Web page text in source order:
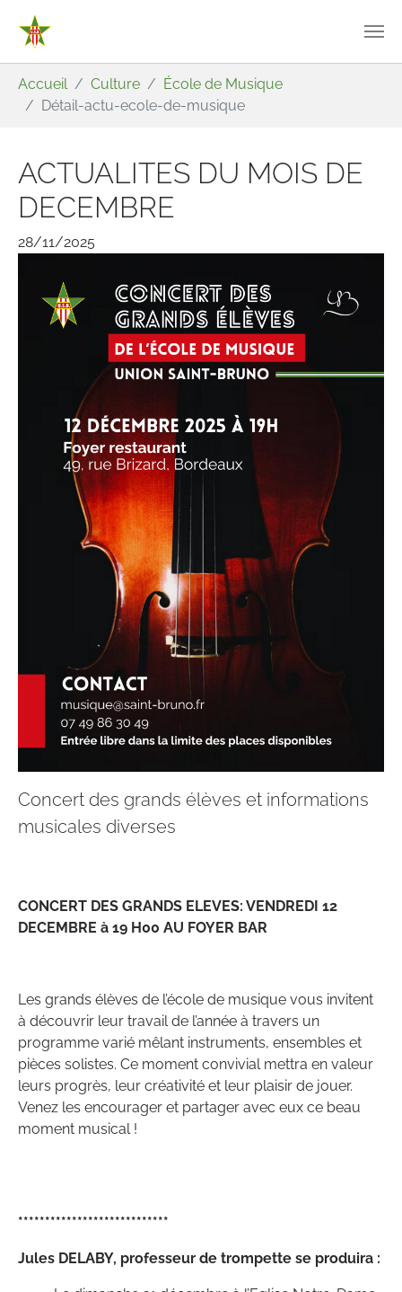
Aller au contenu principal
Accueil Culture
École de Musique
Détail-actu-ecole-de-musique
ACTUALITES DU MOIS DE
DECEMBRE
28/11/2025
Concert des grands élèves et informations
musicales diverses
CONCERT DES GRANDS ELEVES: VENDREDI 12
DECEMBRE à 19 H00 AU FOYER BAR
Les grands élèves de l’école de musique vous invitent
à découvrir leur travail de l’année à travers un
programme varié mêlant instruments, ensembles et
pièces solistes. Ce moment convivial mettra en valeur
leurs progrès, leur créativité et leur plaisir de jouer.
Venez les encourager et partager avec eux ce beau
moment musical !
****************************
Jules DELABY, professeur de trompette se produira :